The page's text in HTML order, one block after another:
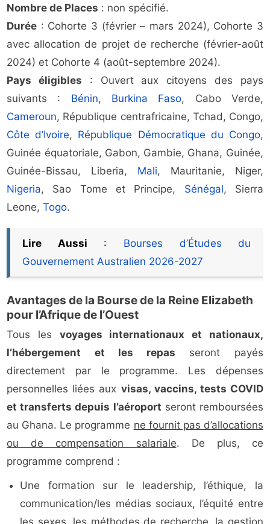
Nombre de Places : non spécifié.
Durée : Cohorte 3 (février – mars 2024), Cohorte 3
avec allocation de projet de recherche (février-août
2024) et Cohorte 4 (août-septembre 2024).
Pays éligibles : Ouvert aux citoyens des pays
suivants : Bénin, Burkina Faso, Cabo Verde,
Cameroun, République centrafricaine, Tchad, Congo,
Côte d’Ivoire, République Démocratique du Congo,
Guinée équatoriale, Gabon, Gambie, Ghana, Guinée,
Guinée-Bissau, Liberia, Mali, Mauritanie, Niger,
Nigeria, Sao Tome et Principe, Sénégal, Sierra
Leone,Togo.
Lire Aussi : Bourses d’Études du
Gouvernement Australien 2026-2027
Avantages de la Bourse de la Reine Elizabeth
pour l’Afrique de l’Ouest
Tous les voyages internationaux et nationaux,
l’hébergement et les repas seront payés
directement par le programme. Les dépenses
personnelles liées aux visas, vaccins, tests COVID
et transferts depuis l’aéroport seront remboursées
au Ghana. Le programme ne fournit pas d’allocations
ou de compensation salariale. De plus, ce
programme comprend :
Une formation sur le leadership, l’éthique, la
communication/les médias sociaux, l’équité entre